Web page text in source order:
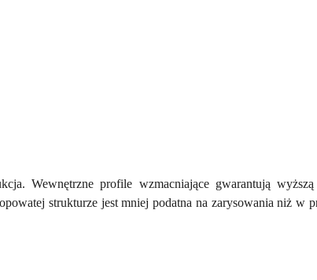
Wewnętrzne profile wzmacniające gwarantują wyższą
strukturze jest mniej podatna na zarysowania niż w